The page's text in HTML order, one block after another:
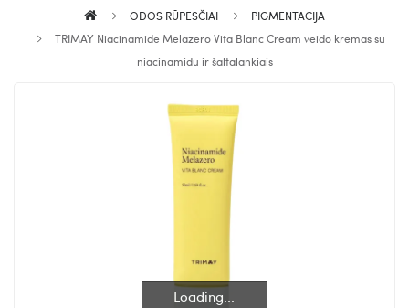
ODOS RŪPESČIAI
PIGMENTACIJA
TRIMAY Niacinamide Melazero Vita Blanc Cream veido kremas su
niacinamidu ir šaltalankiais
Loading...
Loading...